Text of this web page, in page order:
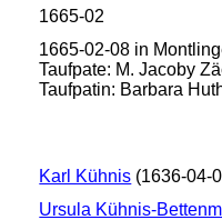
1665-02
1665-02-08 in
Taufpate: M. Jacoby
Taufpatin: Barbara
Karl Kühnis (1636-04-
Ursula Kühnis-